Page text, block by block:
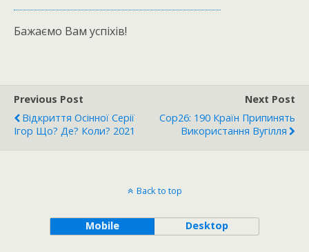
Бажаємо Вам успіхів!
Previous Post
Відкриття Осінної Серії
Ігор Що? Де? Коли? 2021
Next Post
Cop26: 190 Країн Припинять
Використання Вугілля
Back to top
Mobile Desktop